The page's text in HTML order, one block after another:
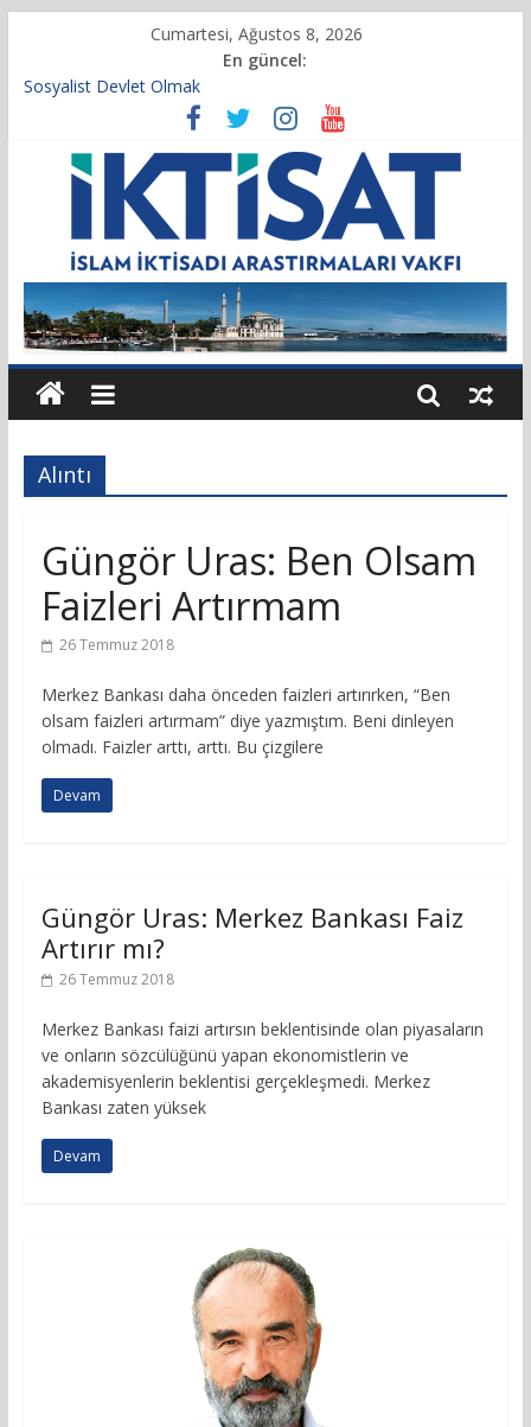
Cumartesi, Ağustos 8, 2026
En güncel:
Sosyalist Devlet Olmak
Vakıf Başkanımız Prof. Dr. Servet BAYINDIR, 10.04.2025 tarihli
Cumhurbaşkanlığı Kararnamesi’nin 21’inci maddesi gereğince
yeniden atandı.
Kur’an’da İktisadi Hayat
Finansı Yönetmek…
Tulumbanın Suyu
Alıntı
Güngör Uras: Ben Olsam
Faizleri Artırmam
26 Temmuz 2018
Merkez Bankası daha önceden faizleri artırırken, “Ben
olsam faizleri artırmam” diye yazmıştım. Beni dinleyen
olmadı. Faizler arttı, arttı. Bu çizgilere
Devam
Güngör Uras: Merkez Bankası Faiz
Artırır mı?
26 Temmuz 2018
Merkez Bankası faizi artırsın beklentisinde olan piyasaların
ve onların sözcülüğünü yapan ekonomistlerin ve
akademisyenlerin beklentisi gerçekleşmedi. Merkez
Bankası zaten yüksek
Devam